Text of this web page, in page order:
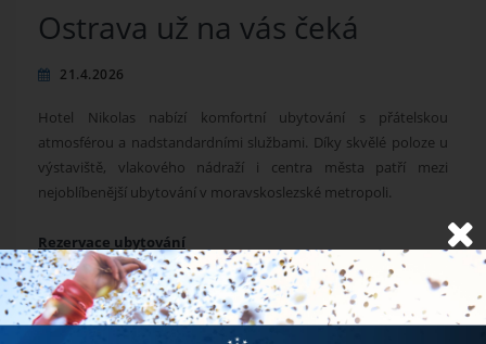
Ostrava už na vás čeká
21.4.2026
Hotel Nikolas nabízí komfortní ubytování s přátelskou
atmosférou a nadstandardními službami. Díky skvělé poloze u
výstaviště, vlakového nádraží i centra města patří mezi
nejoblíbenější ubytování v moravskoslezské metropoli.
Rezervace ubytování